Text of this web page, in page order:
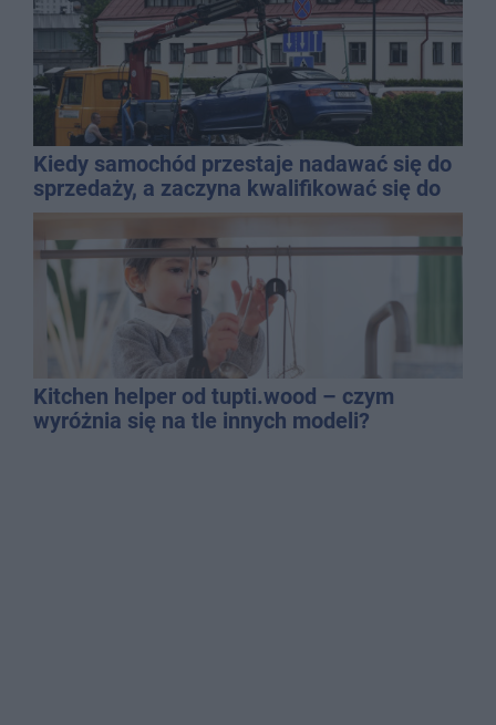
Kiedy samochód przestaje nadawać się do
sprzedaży, a zaczyna kwalifikować się do
kasacji?
Kitchen helper od tupti.wood – czym
wyróżnia się na tle innych modeli?